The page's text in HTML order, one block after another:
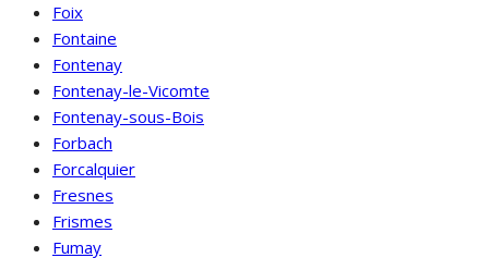
Foix
Fontaine
Fontenay
Fontenay-le-Vicomte
Fontenay-sous-Bois
Forbach
Forcalquier
Fresnes
Frismes
Fumay